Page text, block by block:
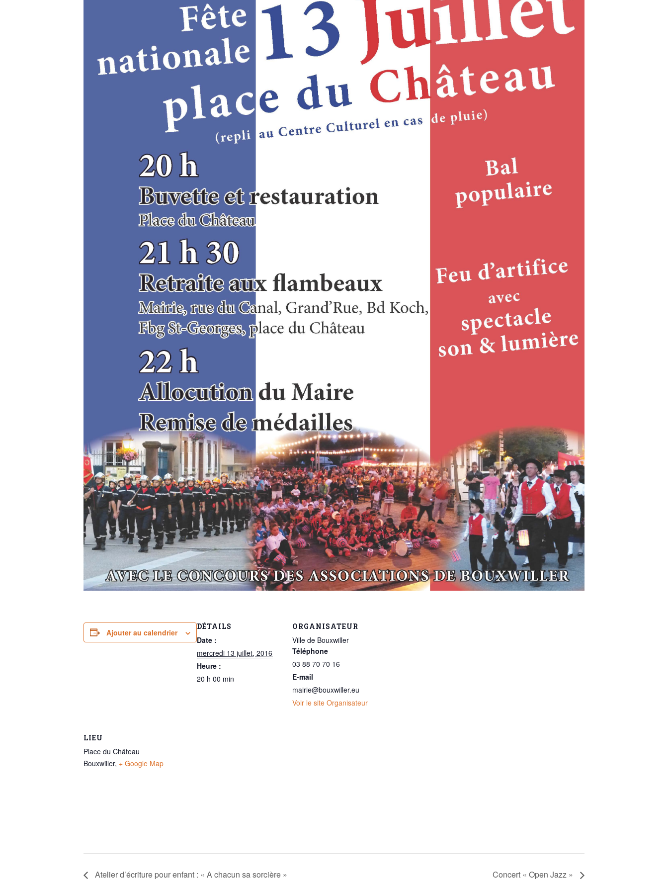
Ajouter au calendrier
DÉTAILS
Date :
mercredi 13 juillet, 2016
Heure :
20 h 00 min
ORGANISATEUR
Ville de Bouxwiller
Téléphone
03 88 70 70 16
E-mail
mairie@bouxwiller.eu
Voir le site Organisateur
LIEU
Place du Château
Bouxwiller, + Google Map
Atelier d’écriture pour enfant : « A chacun sa sorcière » Concert « Open Jazz »